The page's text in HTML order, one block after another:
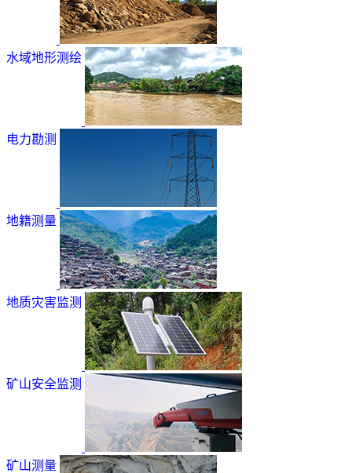
水域地形测绘
电力勘测
地籍测量
地质灾害监测
矿山安全监测
矿山测量